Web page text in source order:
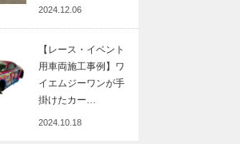
2024.12.06
【レース・イベント
用車両施工事例】ワ
イエムジーワンが手
掛けたカー…
2024.10.18